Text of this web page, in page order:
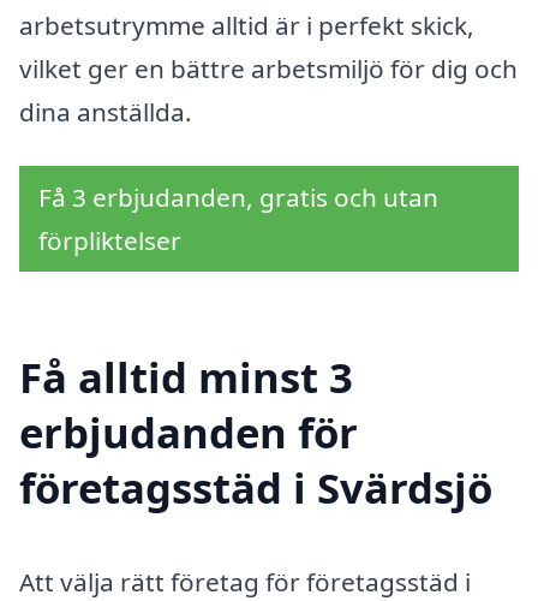
arbetsutrymme alltid är i perfekt skick,
vilket ger en bättre arbetsmiljö för dig och
dina anställda.
Få 3 erbjudanden, gratis och utan
förpliktelser
Få alltid minst 3
erbjudanden för
företagsstäd i Svärdsjö
Att välja rätt företag för företagsstäd i